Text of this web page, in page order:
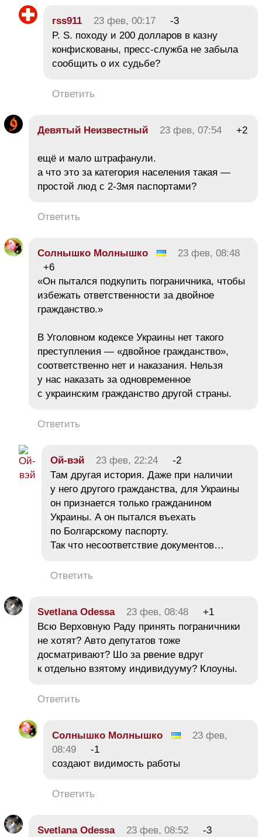
rss911 23 фев, 00:17
-3
P. S. походу и 200 долларов в казну
конфискованы, пресс-служба не забыла
сообщить о их судьбе?
Ответить
Девятый Неизвестный 23 фев, 07:54 +2
ещё и мало штрафанули.
а что это за категория населения такая —
простой люд с 2-3мя паспортами?
Ответить
Солнышко Молнышко
23 фев, 08:48
+6
«Он пытался подкупить пограничника, чтобы
избежать ответственности за двойное
гражданство.»
В Уголовном кодексе Украины нет такого
преступления — «двойное гражданство»,
соответственно нет и наказания. Нельзя
у нас наказать за одновременное
с украинским гражданство другой страны.
Ответить
Ой-вэй 23 фев, 22:24
-2
Там другая история. Даже при наличии
у него другого гражданства, для Украины
он признается только гражданином
Украины. А он пытался въехать
по Болгарскому паспорту.
Так что несоответствие документов…
Ответить
Svetlana Odessa 23 фев, 08:48
+1
Всю Верховную Раду принять пограничники
не хотят? Авто депутатов тоже
досматривают? Шо за рвение вдруг
к отдельно взятому индивидууму? Клоуны.
Ответить
Солнышко Молнышко
23 фев,
08:49
-1
создают видимость работы
Ответить
Svetlana Odessa 23 фев, 08:52
-3